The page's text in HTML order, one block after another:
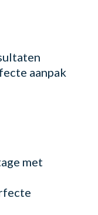
aanpak
met